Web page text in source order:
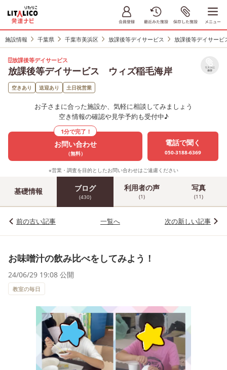
施設情報 千葉県 千葉市美浜区 放課後等デイサービス 放課後等デイサー
放課後等デイサービス
放課後等デイサービス ウィズ稲毛海岸 リストに
保存
空きあり 送迎あり 土日祝営業
お子さまに合った施設か、気軽に相談してみましょう
空き情報の確認や見学予約も受付中♪
1分で完了！
お問い合わせ
（無料）
電話で聞く
050-3188-6369
※営業・調査を目的としたお問い合わせはご遠慮ください
基礎情報 ブログ
(430)
利用者の声
(1)
写真
(11)
前の古い記事 一覧へ 次の新しい記事
お味噌汁の飲み比べをしてみよう！
24/06/29 19:08 公開
教室の毎日